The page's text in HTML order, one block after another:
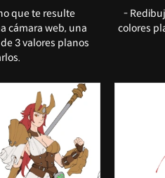
que te resulte
cámara web, una
3 valores planos
-
colores